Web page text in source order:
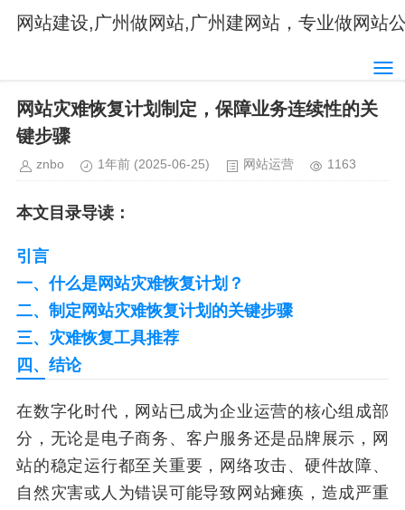
网站建设,广州做网站,广州建网站，专业做网站
网站灾难恢复计划制定，保障业务连续性的关
键步骤
znbo 1年前 (2025-06-25) 网站运营 1163
本文目录导读：
引言
一、什么是网站灾难恢复计划？
二、制定网站灾难恢复计划的关键步骤
三、灾难恢复工具推荐
四、结论
在数字化时代，网站已成为企业运营的核心组成部
分，无论是电子商务、客户服务还是品牌展示，网
站的稳定运行都至关重要，网络攻击、硬件故障、
自然灾害或人为错误可能导致网站瘫痪，造成严重